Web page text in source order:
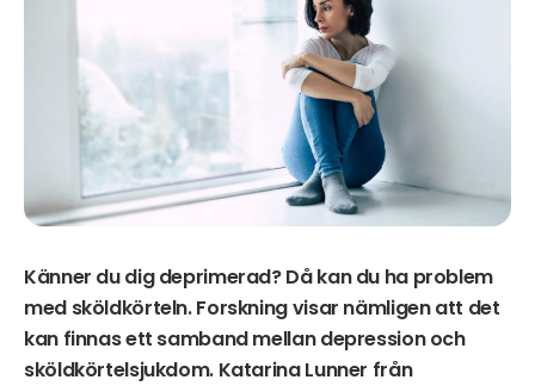
Känner du dig deprimerad? Då kan du ha problem
med sköldkörteln. Forskning visar nämligen att det
kan finnas ett samband mellan depression och
sköldkörtelsjukdom. Katarina Lunner från